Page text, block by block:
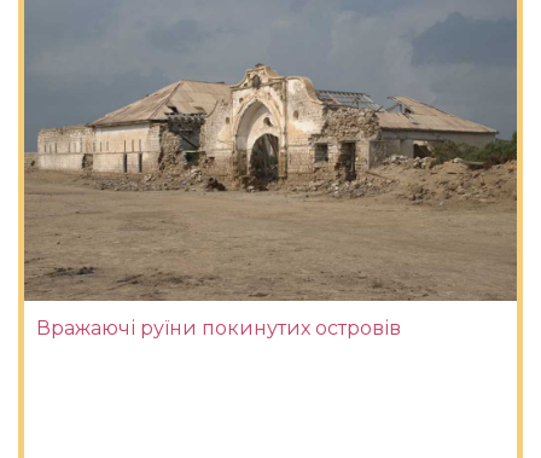
Вражаючі руїни покинутих островів